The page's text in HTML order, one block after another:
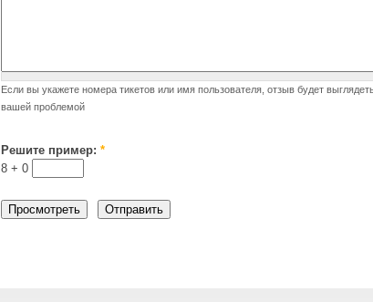
Если вы укажете номера тикетов или имя пользователя, отзыв будет
вашей проблемой
Решите пример: *
8 + 0